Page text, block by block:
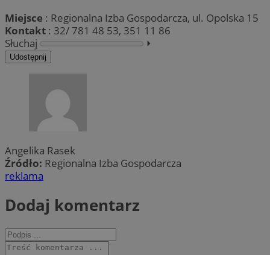
Miejsce : Regionalna Izba Gospodarcza, ul. Opolska 15
Kontakt : 32/ 781 48 53, 351 11 86
Słuchaj
⏵︎
Udostępnij
Angelika Rasek
Źródło: Regionalna Izba Gospodarcza
reklama
Dodaj komentarz